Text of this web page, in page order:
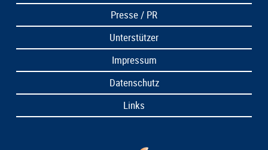
Presse / PR
Unterstützer
Impressum
Datenschutz
Links